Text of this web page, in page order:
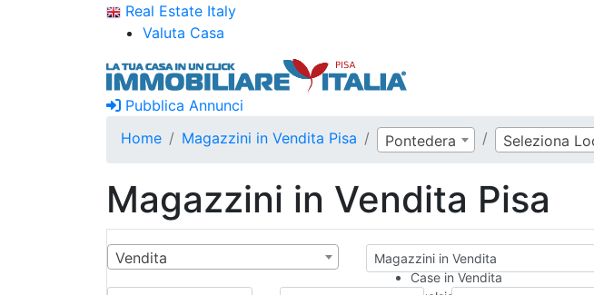
Real Estate Italy
Valuta Casa
Pubblica Annunci
Home
Magazzini in Vendita Pisa Pontedera Seleziona
Magazzini in Vendita Pisa
Vendita
Magazzini in Vendita
Case in Vendita